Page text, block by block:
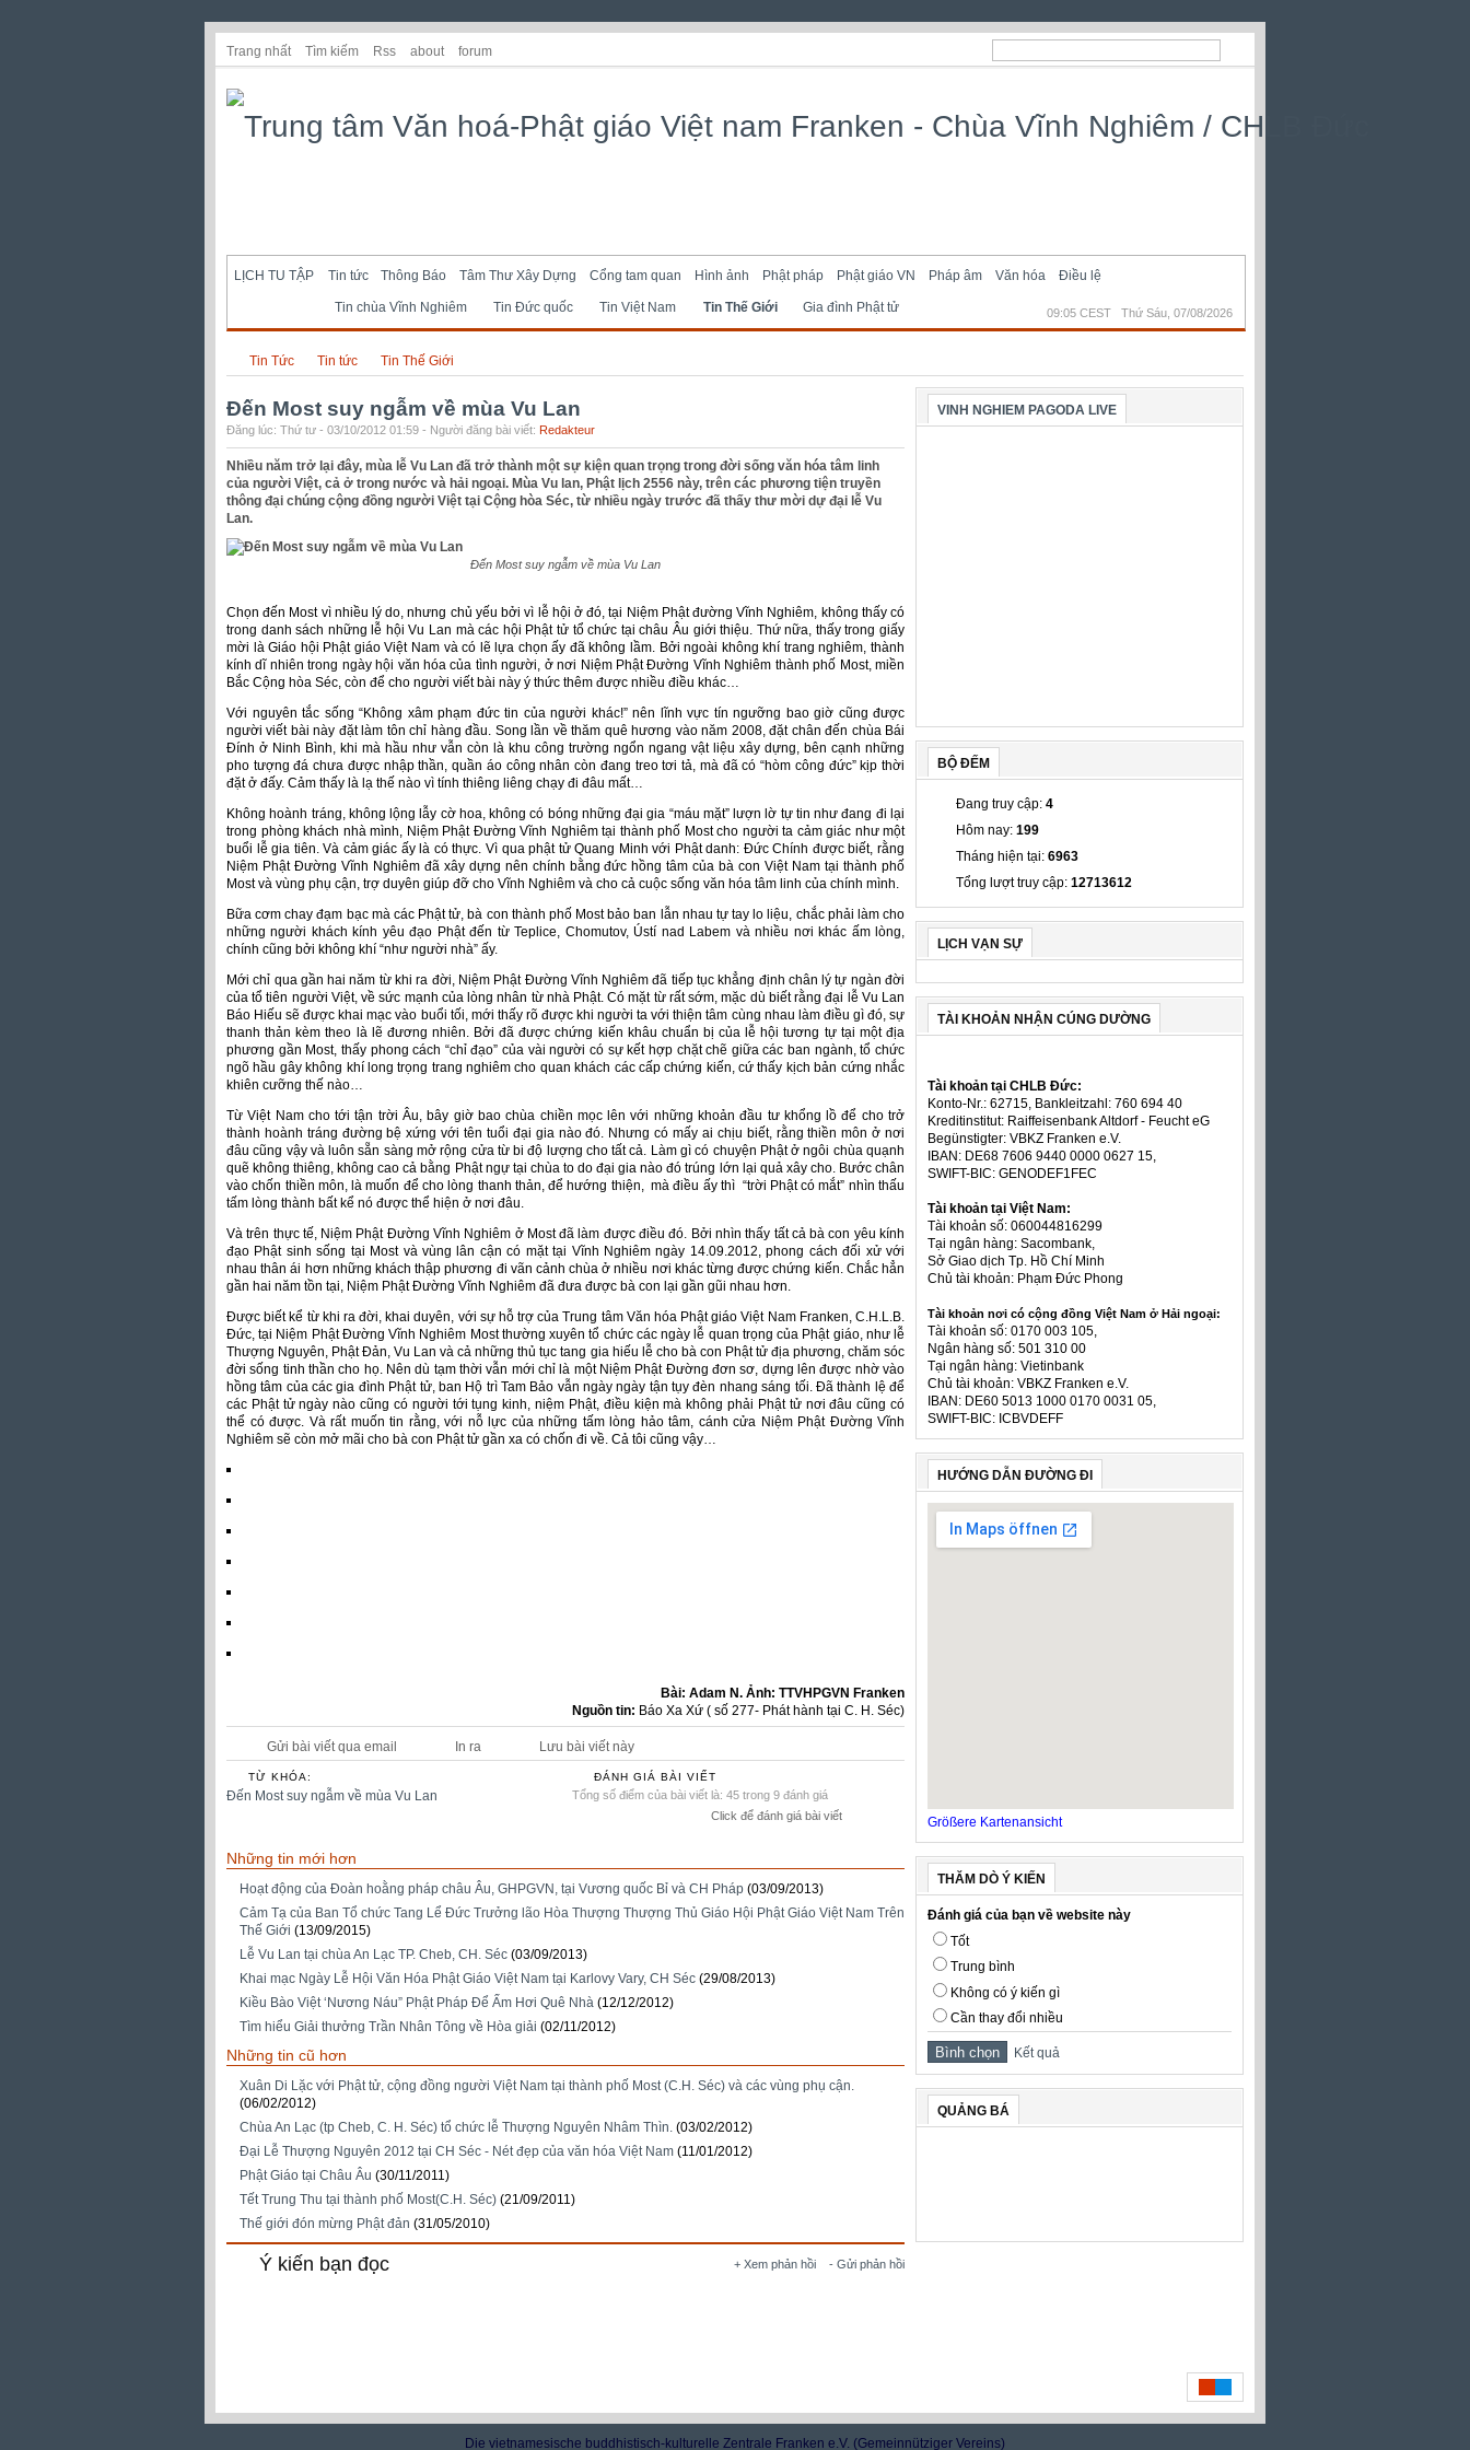
Trang nhất Tìm kiếm Rss about forum
LỊCH TU TẬP Tin tức
Tin chùa Vĩnh Nghiêm Tin Đức quốc Tin Việt Nam Tin Thế Giới Gia đình Phật tử
Thông Báo Tâm Thư Xây Dựng Cổng tam quan Hình ảnh Phật pháp Phật giáo VN Pháp âm Văn hóa Điều lệ
09:05 CEST Thứ Sáu, 07/08/2026
Tin Tức Tin tức Tin Thế Giới
Đến Most suy ngẫm về mùa Vu Lan
Đăng lúc: Thứ tư - 03/10/2012 01:59 - Người đăng bài viết: Redakteur
Nhiều năm trở lại đây, mùa lễ Vu Lan đã trở thành một sự kiện quan trọng trong đời sống văn hóa tâm linh
của người Việt, cả ở trong nước và hải ngoại. Mùa Vu lan, Phật lịch 2556 này, trên các phương tiện truyền
thông đại chúng cộng đồng người Việt tại Cộng hòa Séc, từ nhiều ngày trước đã thấy thư mời dự đại lễ Vu
Lan.
Đến Most suy ngẫm về mùa Vu Lan
Chọn đến Most vì nhiều lý do, nhưng chủ yếu bởi vì lễ hội ở đó, tại Niệm Phật đường Vĩnh Nghiêm, không thấy có
trong danh sách những lễ hội Vu Lan mà các hội Phật tử tổ chức tại châu Âu giới thiệu. Thứ nữa, thấy trong giấy
mời là Giáo hội Phật giáo Việt Nam và có lẽ lựa chọn ấy đã không lầm. Bởi ngoài không khí trang nghiêm, thành
kính dĩ nhiên trong ngày hội văn hóa của tình người, ở nơi Niệm Phật Đường Vĩnh Nghiêm thành phố Most, miền
Bắc Cộng hòa Séc, còn để cho người viết bài này ý thức thêm được nhiều điều khác…
Với nguyên tắc sống “Không xâm phạm đức tin của người khác!” nên lĩnh vực tín ngưỡng bao giờ cũng được
người viết bài này đặt làm tôn chỉ hàng đầu. Song lần về thăm quê hương vào năm 2008, đặt chân đến chùa Bái
Đính ở Ninh Bình, khi mà hầu như vẫn còn là khu công trường ngổn ngang vật liệu xây dựng, bên cạnh những
pho tượng đá chưa được nhập thần, quần áo công nhân còn đang treo tơi tả, mà đã có “hòm công đức” kịp thời
đặt ở đấy. Cảm thấy là lạ thế nào vì tính thiêng liêng chạy đi đâu mất…
Không hoành tráng, không lộng lẫy cờ hoa, không có bóng những đại gia “máu mặt” lượn lờ tự tin như đang đi lại
trong phòng khách nhà mình, Niệm Phật Đường Vĩnh Nghiêm tại thành phố Most cho người ta cảm giác như một
buổi lễ gia tiên. Và cảm giác ấy là có thực. Vì qua phật tử Quang Minh với Phật danh: Đức Chính được biết, rằng
Niệm Phật Đường Vĩnh Nghiêm đã xây dựng nên chính bằng đức hồng tâm của bà con Việt Nam tại thành phố
Most và vùng phụ cận, trợ duyên giúp đỡ cho Vĩnh Nghiêm và cho cả cuộc sống văn hóa tâm linh của chính mình.
Bữa cơm chay đạm bạc mà các Phật tử, bà con thành phố Most bảo ban lẫn nhau tự tay lo liệu, chắc phải làm cho
những người khách kính yêu đạo Phật đến từ Teplice, Chomutov, Ústí nad Labem và nhiều nơi khác ấm lòng,
chính cũng bởi không khí “như người nhà” ấy.
Mới chỉ qua gần hai năm từ khi ra đời, Niệm Phật Đường Vĩnh Nghiêm đã tiếp tục khẳng định chân lý tự ngàn đời
của tổ tiên người Việt, về sức mạnh của lòng nhân từ nhà Phật. Có mặt từ rất sớm, mặc dù biết rằng đại lễ Vu Lan
Báo Hiếu sẽ được khai mạc vào buổi tối, mới thấy rõ được khi người ta với thiện tâm cùng nhau làm điều gì đó, sự
thanh thản kèm theo là lẽ đương nhiên. Bởi đã được chứng kiến khâu chuẩn bị của lễ hội tương tự tại một địa
phương gần Most, thấy phong cách “chỉ đạo” của vài người có sự kết hợp chặt chẽ giữa các ban ngành, tổ chức
ngõ hầu gây không khí long trọng trang nghiêm cho quan khách các cấp chứng kiến, cứ thấy kịch bản cứng nhắc
khiên cưỡng thế nào…
Từ Việt Nam cho tới tận trời Âu, bây giờ bao chùa chiền mọc lên với những khoản đầu tư khổng lồ để cho trở
thành hoành tráng đường bệ xứng với tên tuổi đại gia nào đó. Nhưng có mấy ai chịu biết, rằng thiền môn ở nơi
đâu cũng vậy và luôn sẵn sàng mở rộng cửa từ bi độ lượng cho tất cả. Làm gì có chuyện Phật ở ngôi chùa quạnh
quẽ không thiêng, không cao cả bằng Phật ngự tại chùa to do đại gia nào đó trúng lớn lại quả xây cho. Bước chân
vào chốn thiền môn, là muốn để cho lòng thanh thản, để hướng thiện, mà điều ấy thì “trời Phật có mắt” nhìn thấu
tấm lòng thành bất kể nó được thể hiện ở nơi đâu.
Và trên thực tế, Niệm Phật Đường Vĩnh Nghiêm ở Most đã làm được điều đó. Bởi nhìn thấy tất cả bà con yêu kính
đạo Phật sinh sống tại Most và vùng lân cận có mặt tại Vĩnh Nghiêm ngày 14.09.2012, phong cách đối xử với
nhau thân ái hơn những khách thập phương đi vãn cảnh chùa ở nhiều nơi khác từng được chứng kiến. Chắc hẳn
gần hai năm tồn tại, Niệm Phật Đường Vĩnh Nghiêm đã đưa được bà con lại gần gũi nhau hơn.
Được biết kể từ khi ra đời, khai duyên, với sự hỗ trợ của Trung tâm Văn hóa Phật giáo Việt Nam Franken, C.H.L.B.
Đức, tại Niệm Phật Đường Vĩnh Nghiêm Most thường xuyên tổ chức các ngày lễ quan trọng của Phật giáo, như lễ
Thượng Nguyên, Phật Đản, Vu Lan và cả những thủ tục tang gia hiếu lễ cho bà con Phật tử địa phương, chăm sóc
đời sống tinh thần cho họ. Nên dù tạm thời vẫn mới chỉ là một Niệm Phật Đường đơn sơ, dựng lên được nhờ vào
hồng tâm của các gia đình Phật tử, ban Hộ trì Tam Bảo vẫn ngày ngày tận tụy đèn nhang sáng tối. Đã thành lệ để
các Phật tử ngày nào cũng có người tới tụng kinh, niệm Phật, điều kiện mà không phải Phật tử nơi đâu cũng có
thể có được. Và rất muốn tin rằng, với nỗ lực của những tấm lòng hảo tâm, cánh cửa Niệm Phật Đường Vĩnh
Nghiêm sẽ còn mở mãi cho bà con Phật tử gần xa có chốn đi về. Cả tôi cũng vậy…
Bài: Adam N. Ảnh: TTVHPGVN Franken
Nguồn tin: Báo Xa Xứ ( số 277- Phát hành tại C. H. Séc)
Gửi bài viết qua email In ra Lưu bài viết này
TỪ KHÓA:
Đến Most suy ngẫm về mùa Vu Lan
ĐÁNH GIÁ BÀI VIẾT
Tổng số điểm của bài viết là: 45 trong 9 đánh giá
Click để đánh giá bài viết
Những tin mới hơn
Hoạt động của Đoàn hoằng pháp châu Âu, GHPGVN, tại Vương quốc Bỉ và CH Pháp (03/09/2013)
Cảm Tạ của Ban Tổ chức Tang Lể Đức Trưởng lão Hòa Thượng Thượng Thủ Giáo Hội Phật Giáo Việt Nam Trên
Thế Giới (13/09/2015)
Lễ Vu Lan tại chùa An Lạc TP. Cheb, CH. Séc (03/09/2013)
Khai mạc Ngày Lễ Hội Văn Hóa Phật Giáo Việt Nam tại Karlovy Vary, CH Séc (29/08/2013)
Kiều Bào Việt ‘Nương Náu” Phật Pháp Để Ấm Hơi Quê Nhà (12/12/2012)
Tìm hiểu Giải thưởng Trần Nhân Tông về Hòa giải (02/11/2012)
Những tin cũ hơn
Xuân Di Lặc với Phật tử, cộng đồng người Việt Nam tại thành phố Most (C.H. Séc) và các vùng phụ cận.
(06/02/2012)
Chùa An Lạc (tp Cheb, C. H. Séc) tổ chức lễ Thượng Nguyên Nhâm Thìn. (03/02/2012)
Đại Lễ Thượng Nguyên 2012 tại CH Séc - Nét đẹp của văn hóa Việt Nam (11/01/2012)
Phật Giáo tại Châu Âu (30/11/2011)
Tết Trung Thu tại thành phố Most(C.H. Séc) (21/09/2011)
Thế giới đón mừng Phật đản (31/05/2010)
+ Xem phản hồi - Gửi phản hồi
Ý kiến bạn đọc
VINH NGHIEM PAGODA LIVE
BỘ ĐẾM
Đang truy cập: 4
Hôm nay: 199
Tháng hiện tại: 6963
Tổng lượt truy cập: 12713612
LỊCH VẠN SỰ
TÀI KHOẢN NHẬN CÚNG DƯỜNG
Tài khoản tại CHLB Đức:
Konto-Nr.: 62715, Bankleitzahl: 760 694 40
Kreditinstitut: Raiffeisenbank Altdorf - Feucht eG
Begünstigter: VBKZ Franken e.V.
IBAN: DE68 7606 9440 0000 0627 15,
SWIFT-BIC: GENODEF1FEC
Tài khoản tại Việt Nam:
Tài khoản số: 060044816299
Tại ngân hàng: Sacombank,
Sở Giao dịch Tp. Hồ Chí Minh
Chủ tài khoản: Phạm Đức Phong
Tài khoản nơi có cộng đồng Việt Nam ở Hải ngoại:
Tài khoản số: 0170 003 105,
Ngân hàng số: 501 310 00
Tại ngân hàng: Vietinbank
Chủ tài khoản: VBKZ Franken e.V.
IBAN: DE60 5013 1000 0170 0031 05,
SWIFT-BIC: ICBVDEFF
HƯỚNG DẪN ĐƯỜNG ĐI
Größere Kartenansicht
THĂM DÒ Ý KIẾN
Đánh giá của bạn về website này
Tốt
Trung bình
Không có ý kiến gì
Cần thay đổi nhiều
Kết quả
QUẢNG BÁ
Die vietnamesische buddhistisch-kulturelle Zentrale Franken e.V. (Gemeinnütziger Vereins)